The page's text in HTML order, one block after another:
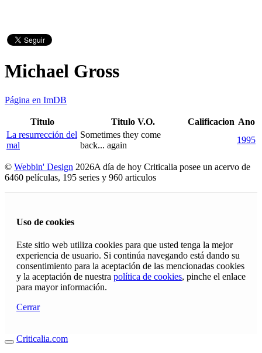
Michael Gross
Página en ImDB
Titulo Titulo V.O. Calificacion Ano
La resurrección del
mal
Sometimes they come
back... again
1995
© Webbin' Design 2026A día de hoy Criticalia posee un acervo de
6460 películas, 195 series y 960 articulos
Uso de cookies
Este sitio web utiliza cookies para que usted tenga la mejor
experiencia de usuario. Si continúa navegando está dando su
consentimiento para la aceptación de las mencionadas cookies
y la aceptación de nuestra política de cookies, pinche el enlace
para mayor información.
Cerrar
Criticalia.com